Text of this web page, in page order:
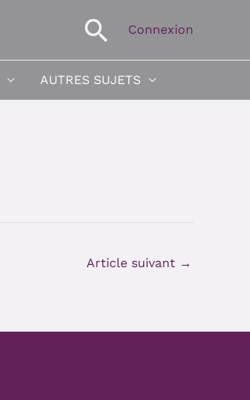
Connexion
AUTRES SUJETS
Article suivant →